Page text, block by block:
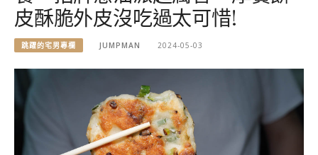
皮酥脆外皮沒吃過太可惜!
跳躍的宅男專欄 JUMPMAN 2024-05-03